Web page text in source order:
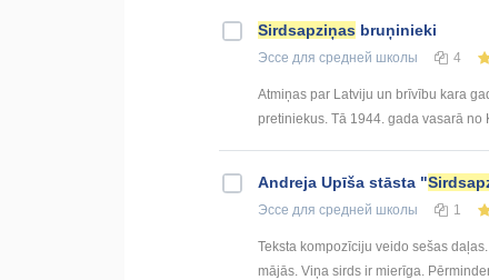
Sirdsapziņas bruņinieki
Эссе для средней школы 4
Atmiņas par Latviju un brīvību kara
pretiniekus. Tā 1944. gada vasarā no
Andreja Upīša stāsta "
Эссе для средней школы 1
Teksta kompozīciju veido sešas
mājās. Viņa sirds ir mierīga.